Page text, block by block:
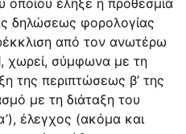
δηλώσεως φορολογίας
από τον ανωτέρω
χωρεί, σύμφωνα με τη
της περιπτώσεως β’ της
με τη διάταξη του
έλεγχος (ακόμα και